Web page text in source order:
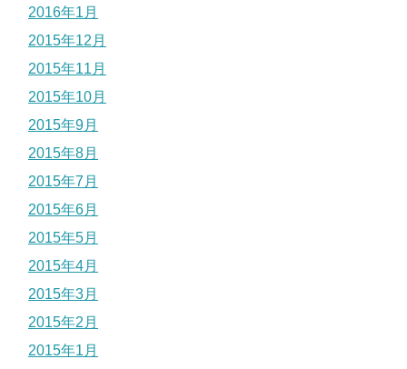
2016年1月
2015年12月
2015年11月
2015年10月
2015年9月
2015年8月
2015年7月
2015年6月
2015年5月
2015年4月
2015年3月
2015年2月
2015年1月